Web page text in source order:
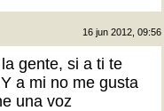
16 jun 2012, 09:56
gente, si a ti te
a mi no me gusta
una voz